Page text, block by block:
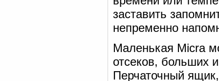
заставить
непременно
Маленькая Micra
отсеков, больших
Перчаточный